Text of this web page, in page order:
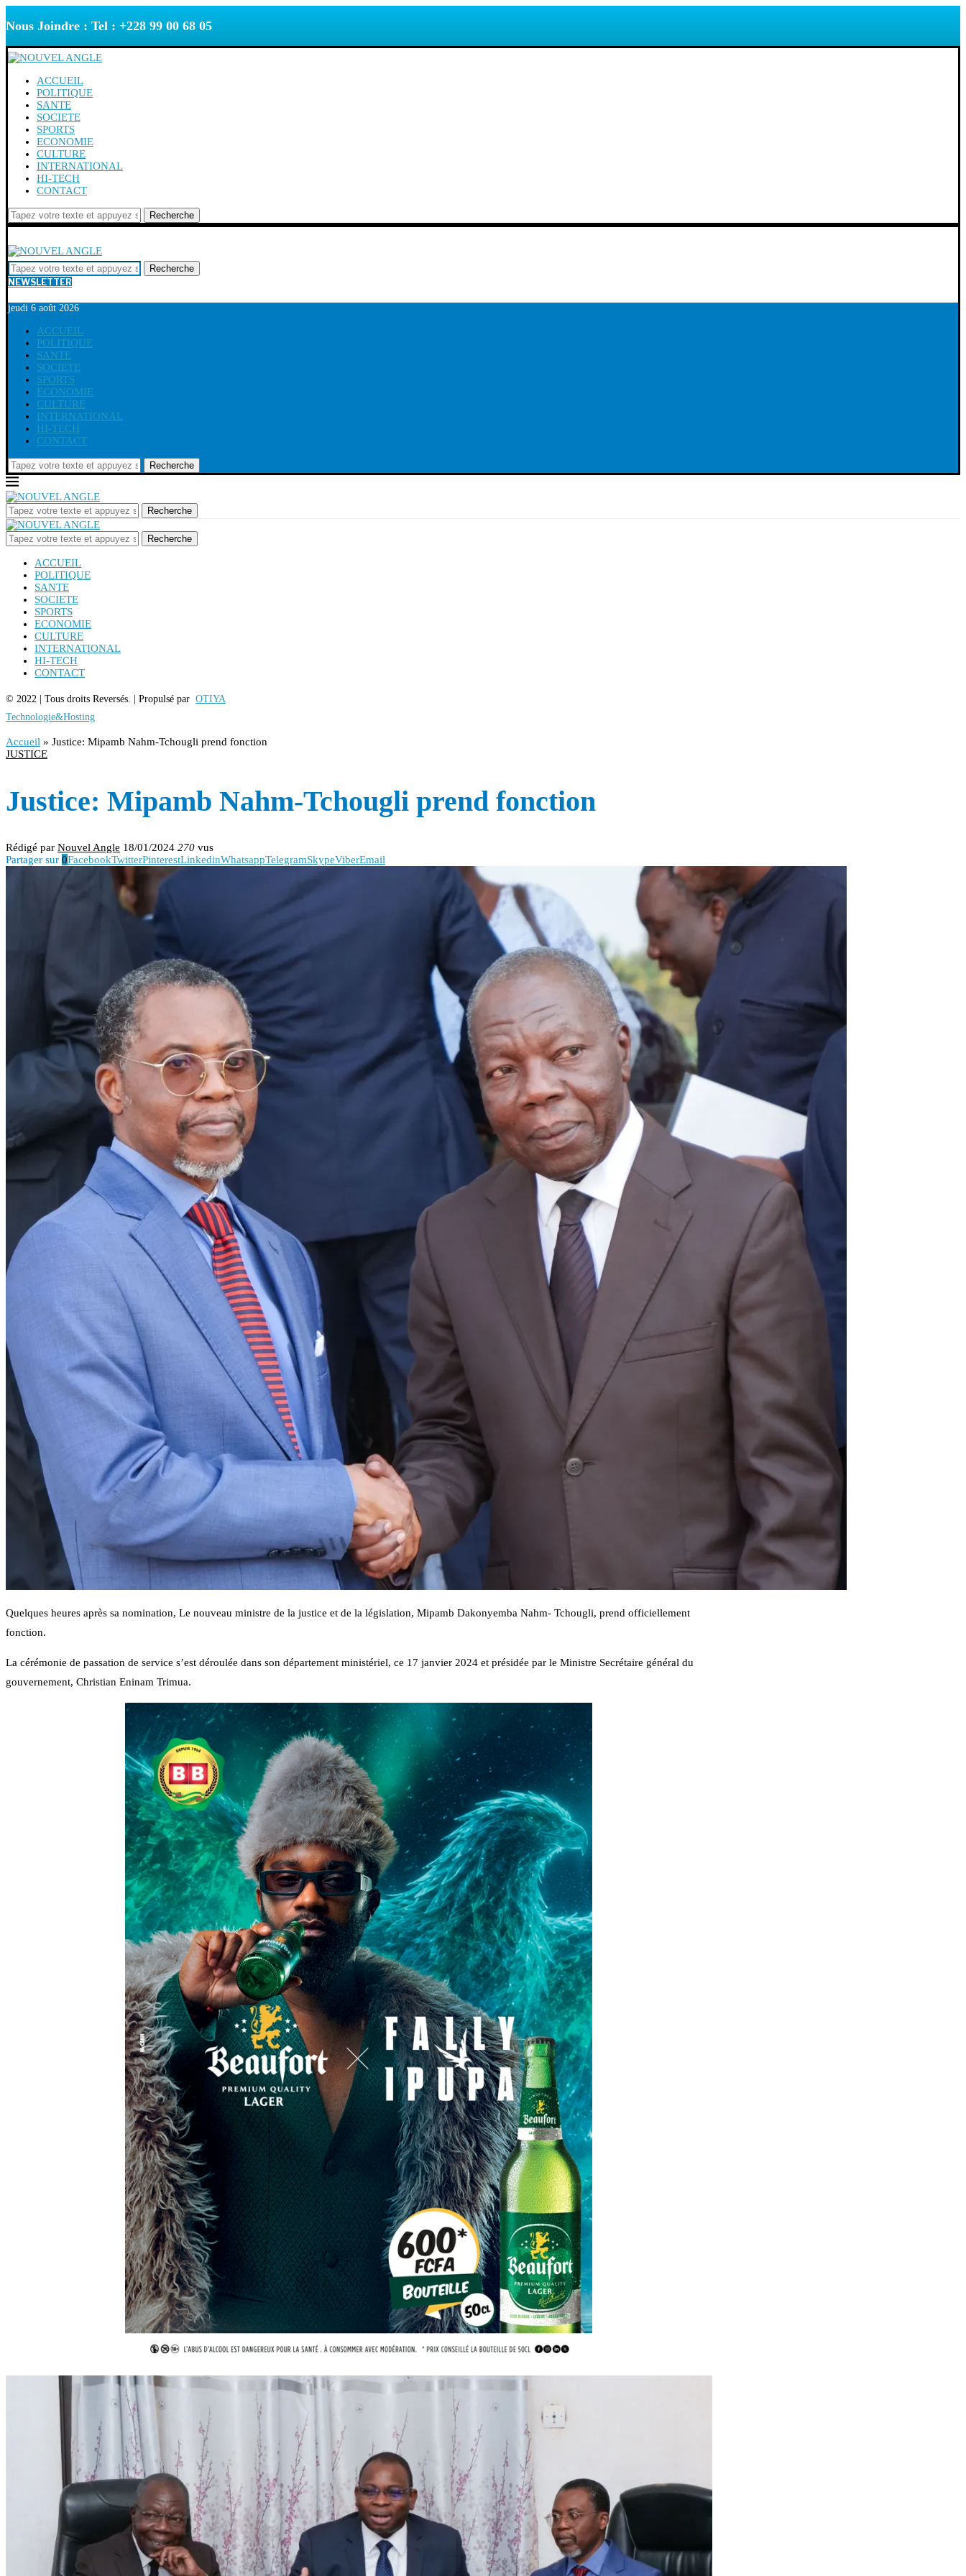
Nous Joindre : Tel : +228 99 00 68 05
ACCUEIL
POLITIQUE
SANTE
SOCIETE
SPORTS
ECONOMIE
CULTURE
INTERNATIONAL
HI-TECH
CONTACT
Recherche
Recherche
NEWSLETTER
jeudi 6 août 2026
ACCUEIL
POLITIQUE
SANTE
SOCIETE
SPORTS
ECONOMIE
CULTURE
INTERNATIONAL
HI-TECH
CONTACT
Recherche
Recherche
Recherche
ACCUEIL
POLITIQUE
SANTE
SOCIETE
SPORTS
ECONOMIE
CULTURE
INTERNATIONAL
HI-TECH
CONTACT
© 2022 | Tous droits Reversés. | Propulsé par OTIYA
Technologie&Hosting
Accueil » Justice: Mipamb Nahm-Tchougli prend fonction
JUSTICE
Justice: Mipamb Nahm-Tchougli prend fonction
Rédigé par Nouvel Angle 18/01/2024 270 vus
Partager sur 0FacebookTwitterPinterestLinkedinWhatsappTelegramSkypeViberEmail
Quelques heures après sa nomination, Le nouveau ministre de la justice et de la législation, Mipamb Dakonyemba Nahm- Tchougli, prend officiellement
fonction.
La cérémonie de passation de service s’est déroulée dans son département ministériel, ce 17 janvier 2024 et présidée par le Ministre Secrétaire général du
gouvernement, Christian Eninam Trimua.